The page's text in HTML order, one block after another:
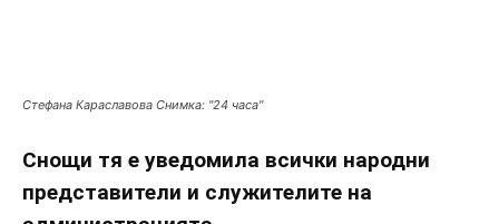
Стефана Караславова Снимка: "24 часа"
Снощи тя е уведомила всички народни
представители и служителите на